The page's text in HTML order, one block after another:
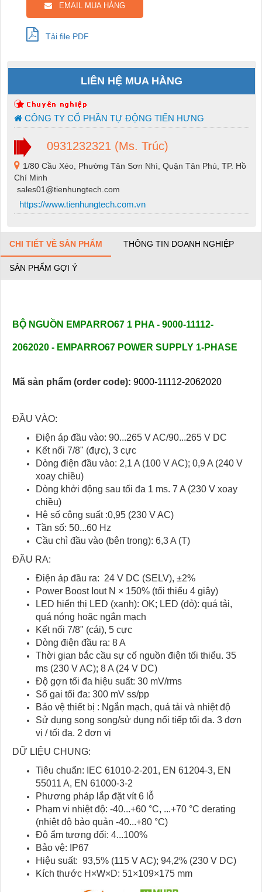
EMAIL MUA HÀNG
Tải file PDF
LIÊN HỆ MUA HÀNG
CÔNG TY CỔ PHẦN TỰ ĐỘNG TIẾN HƯNG
0931232321 (Ms. Trúc)
1/80 Cầu Xéo, Phường Tân Sơn Nhì, Quận Tân Phú, TP. Hồ
Chí Minh
sales01@tienhungtech.com
https://www.tienhungtech.com.vn
CHI TIẾT VỀ SẢN PHẨM THÔNG TIN DOANH NGHIỆP
SẢN PHẨM GỢI Ý
BỘ NGUỒN EMPARRO67 1 PHA - 9000-11112-
2062020 - EMPARRO67 POWER SUPPLY 1-PHASE
Mã sản phẩm (order code): 9000-11112-2062020
ĐẦU VÀO:
Điện áp đầu vào: 90...265 V AC/90...265 V DC
Kết nối 7/8" (đực), 3 cực
Dòng điện đầu vào: 2,1 A (100 V AC); 0,9 A (240 V
xoay chiều)
Dòng khởi động sau tối đa 1 ms. 7 A (230 V xoay
chiều)
Hệ số công suất :0,95 (230 V AC)
Tần số: 50...60 Hz
Cầu chì đầu vào (bên trong): 6,3 A (T)
ĐẦU RA:
Điện áp đầu ra: 24 V DC (SELV), ±2%
Power Boost Iout N × 150% (tối thiểu 4 giây)
LED hiển thị LED (xanh): OK; LED (đỏ): quá tải,
quá nóng hoặc ngắn mạch
Kết nối 7/8" (cái), 5 cực
Dòng điện đầu ra: 8 A
Thời gian bắc cầu sự cố nguồn điện tối thiểu. 35
ms (230 V AC); 8 A (24 V DC)
Độ gợn tối đa hiệu suất: 30 mV/rms
Số gai tối đa: 300 mV ss/pp
Bảo vệ thiết bị : Ngắn mạch, quá tải và nhiệt độ
Sử dụng song song/sử dụng nối tiếp tối đa. 3 đơn
vị / tối đa. 2 đơn vị
DỮ LIỆU CHUNG:
Tiêu chuẩn: IEC 61010-2-201, EN 61204-3, EN
55011 A, EN 61000-3-2
Phương pháp lắp đặt vít 6 lỗ
Phạm vi nhiệt độ: -40...+60 °C, ...+70 °C derating
(nhiệt độ bảo quản -40...+80 °C)
Độ ẩm tương đối: 4...100%
Bảo vệ: IP67
Hiệu suất: 93,5% (115 V AC); 94,2% (230 V DC)
Kích thước H×W×D: 51×109×175 mm